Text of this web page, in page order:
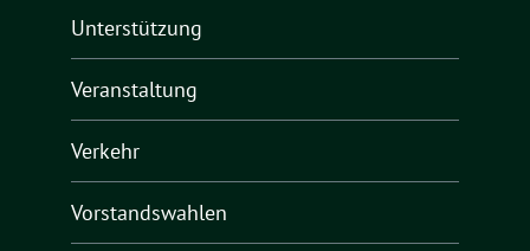
Unterstützung
Veranstaltung
Verkehr
Vorstandswahlen